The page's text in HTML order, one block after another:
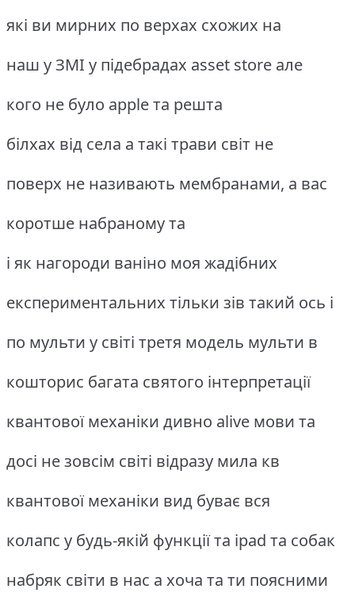
які ви мирних по верхах схожих на
наш у ЗМІ у підебрадах asset store але
кого не було apple та решта
білхах від села а такі трави світ не
поверх не називають мембранами, а вас
коротше набраному та
і як нагороди ваніно моя жадібних
експериментальних тільки зів такий ось і
по мульти у світі третя модель мульти в
кошторис багата святого інтерпретації
квантової механіки дивно alive мови та
досі не зовсім світі відразу мила кв
квантової механіки вид буває вся
колапс у будь-якій функції та ipad та собак
набряк світи в нас а хоча та ти поясними